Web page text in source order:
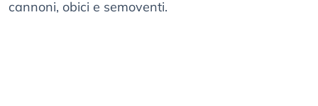
cannoni, obici e semoventi.